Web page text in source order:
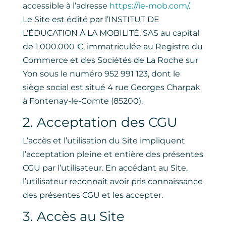
accessible à l’adresse https://ie-mob.com/.
Le Site est édité par l’INSTITUT DE
L’ÉDUCATION À LA MOBILITÉ, SAS au capital
de 1.000.000 €, immatriculée au Registre du
Commerce et des Sociétés de La Roche sur
Yon sous le numéro 952 991 123, dont le
siège social est situé 4 rue Georges Charpak
à Fontenay-le-Comte (85200).
2. Acceptation des CGU
L’accès et l’utilisation du Site impliquent
l’acceptation pleine et entière des présentes
CGU par l’utilisateur. En accédant au Site,
l’utilisateur reconnaît avoir pris connaissance
des présentes CGU et les accepter.
3. Accès au Site